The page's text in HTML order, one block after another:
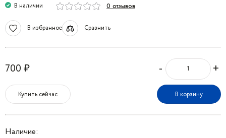
В наличии 0 отзывов
В избранное Сравнить
700 ₽ - +
Купить сейчас В корзину
Наличие: